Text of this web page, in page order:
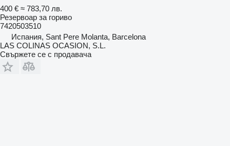
400 € ≈ 783,70 лв.
Резервоар за гориво
7420503510
Испания, Sant Pere Molanta, Barcelona
LAS COLINAS OCASION, S.L.
Свържете се с продавача